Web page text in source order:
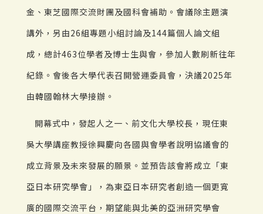
金、東芝國際交流財團及國科會補助。會議除主題演
講外，另由26組專題小組討論及144篇個人論文組
成，總計463位學者及博士生與會，參加人數刷新往年
紀錄。會後各大學代表召開營運委員會，決議2025年
由韓國翰林大學接辦。
開幕式中，發起人之一、前文化大學校長，現任東
吳大學講座教授徐興慶向各國與會學者說明協議會的
成立背景及未來發展的願景。並預告該會將成立「東
亞日本研究學會」，為東亞日本研究者創造一個更寬
廣的國際交流平台，期望能與北美的亞洲研究學會